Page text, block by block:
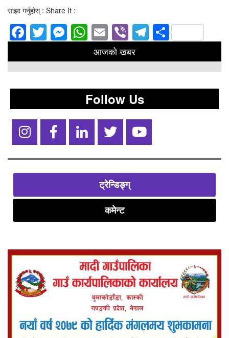
साझा गर्नुहोस् : Share It :
Facebook
Twitter
Messenger
WhatsApp
EmailViberTelegram
Share
आजको खबर
Follow Us
ट्रेन्डिङ्ग्
कमेन्ट